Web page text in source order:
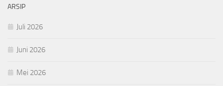
ARSIP
Juli 2026
Juni 2026
Mei 2026